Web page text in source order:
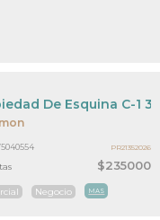
$235000
De Esquina C-1
Negocio MAS
PR21352026